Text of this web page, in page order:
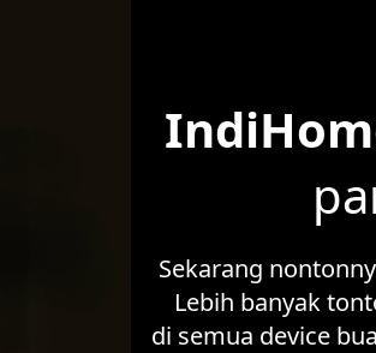
Sekarang
Lebih banyak
di semua device